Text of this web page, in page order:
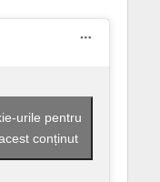
urile pentru
conținut